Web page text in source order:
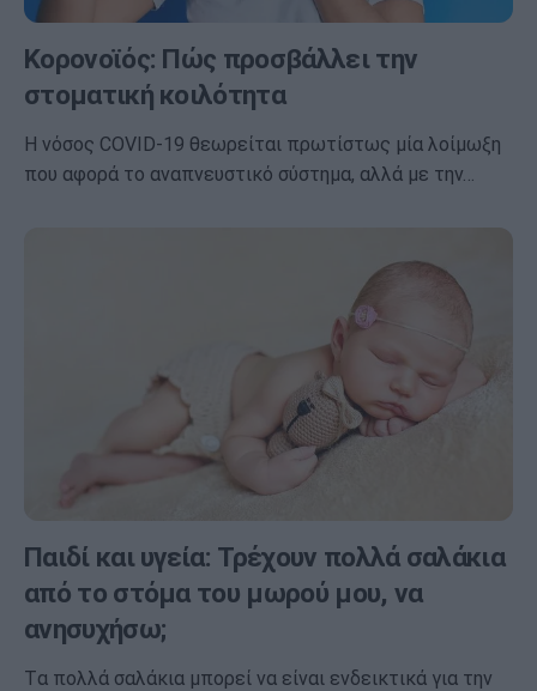
Κορονοϊός: Πώς προσβάλλει την
στοματική κοιλότητα
Η νόσος COVID-19 θεωρείται πρωτίστως μία λοίμωξη
που αφορά το αναπνευστικό σύστημα, αλλά με την…
Παιδί και υγεία: Τρέχουν πολλά σαλάκια
από το στόμα του μωρού μου, να
ανησυχήσω;
Tα πολλά σαλάκια μπορεί να είναι ενδεικτικά για την